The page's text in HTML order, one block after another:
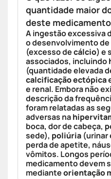
quantidade maior
deste
A ingestão excessiva
o desenvolvimento de
(excesso decálcio) e
associados, incluindo
(quantidade elevada
calcificação ectópica
e renal. Embora não
descrição da
foram relatadas as
adversas na
boca, dor de cabeça,
sede), poliúria (urinar
perda de apetite,
vômitos. Longos
medicamento devem
medianteorientação